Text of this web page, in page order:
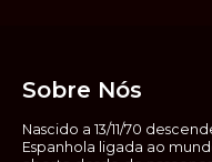
Sobre Nós
Nascido a 13/11/70
Espanhola ligada ao